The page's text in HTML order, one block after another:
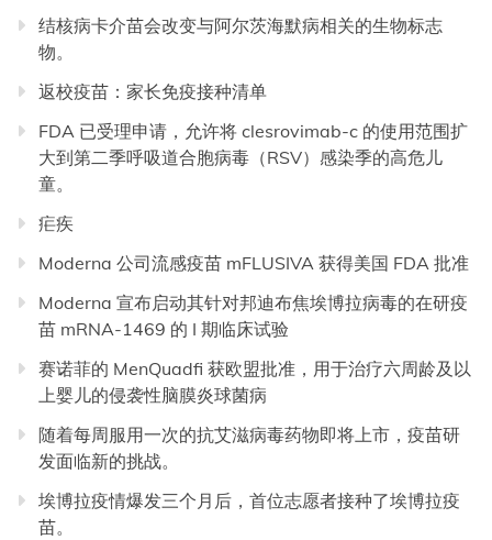
结核病卡介苗会改变与阿尔茨海默病相关的生物标志
物。
返校疫苗：家长免疫接种清单
FDA 已受理申请，允许将 clesrovimab-c 的使用范围扩
大到第二季呼吸道合胞病毒（RSV）感染季的高危儿
童。
疟疾
Moderna 公司流感疫苗 mFLUSIVA 获得美国 FDA 批准
Moderna 宣布启动其针对邦迪布焦埃博拉病毒的在研疫
苗 mRNA-1469 的 I 期临床试验
赛诺菲的 MenQuadfi 获欧盟批准，用于治疗六周龄及以
上婴儿的侵袭性脑膜炎球菌病
随着每周服用一次的抗艾滋病毒药物即将上市，疫苗研
发面临新的挑战。
埃博拉疫情爆发三个月后，首位志愿者接种了埃博拉疫
苗。